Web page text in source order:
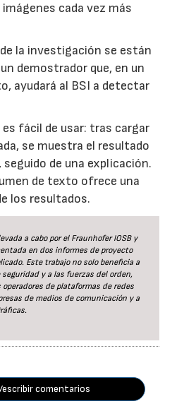
cada vez más
la investigación se están
demostrador que, en un
ayudará al BSI a detectar
fácil de usar: tras cargar
se muestra el resultado
de una explicación.
de texto ofrece una
los resultados.
a cabo por el Fraunhofer IOSB y
en dos informes de proyecto
Este trabajo no solo beneficia a
y a las fuerzas del orden,
de plataformas de redes
de medios de comunicación y a
escribir comentarios